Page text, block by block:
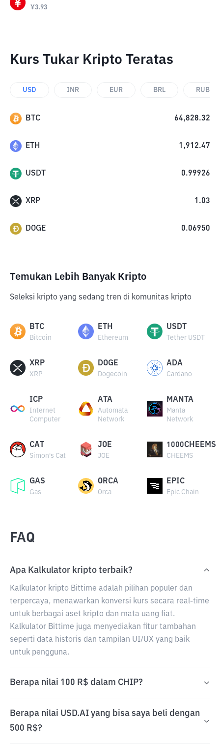
¥3.93
Kurs Tukar Kripto Teratas
USD INR EUR BRL RUB
BTC 64,828.32
ETH 1,912.47
USDT 0.99926
XRP 1.03
DOGE 0.06950
Temukan Lebih Banyak Kripto
Seleksi kripto yang sedang tren di komunitas kripto
BTC
Bitcoin
ETH
Ethereum
USDT
Tether USDT
XRP
XRP
DOGE
Dogecoin
ADA
Cardano
ICP
Internet
Computer
ATA
Automata
Network
MANTA
Manta
Network
CAT
Simon's Cat
JOE
JOE
1000CHEEMS
CHEEMS
GAS
Gas
ORCA
Orca
EPIC
Epic Chain
FAQ
Apa Kalkulator kripto terbaik?
Kalkulator kripto Bittime adalah pilihan populer dan
terpercaya, menawarkan konversi kurs secara real-time
untuk berbagai aset kripto dan mata uang fiat.
Kalkulator Bittime juga menyediakan fitur tambahan
seperti data historis dan tampilan UI/UX yang baik
untuk pengguna.
Berapa nilai 100 R$ dalam CHIP?
Berapa nilai USD.AI yang bisa saya beli dengan
500 R$?